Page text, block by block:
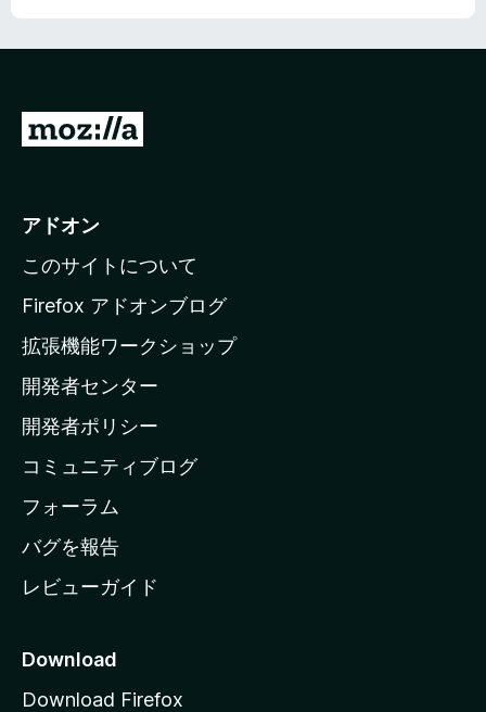
M
i
l
a
ホ
ー
ム
ー
ジ
へ
アドオン
このサイトについて
Firefox アドオンブログ
拡張機能ワークショップ
開発者センター
開発者ポリシー
コミュニティブログ
フォーラム
バグを報告
レビューガイド
Download
Download Firefox